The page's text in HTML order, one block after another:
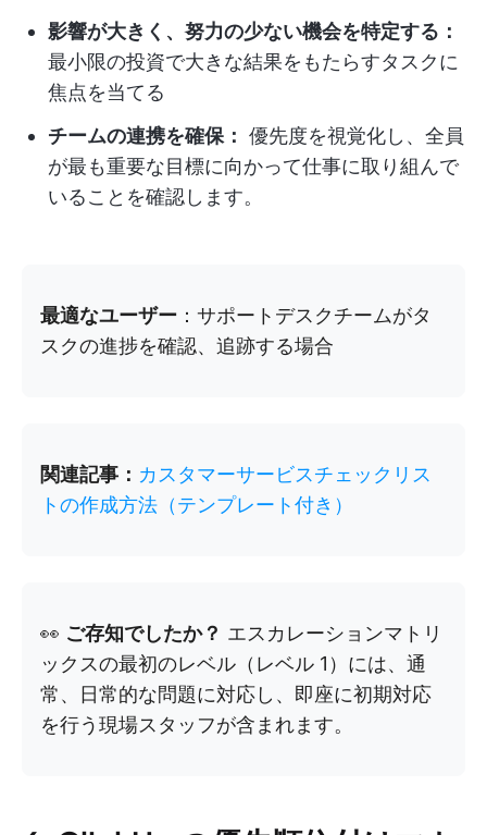
影響が大きく、努力の少ない機会を特定する：
最小限の投資で大きな結果をもたらすタスクに
焦点を当てる
チームの連携を確保： 優先度を視覚化し、全員
が最も重要な目標に向かって仕事に取り組んで
いることを確認します。
最適なユーザー ：サポートデスクチームがタ
スクの進捗を確認、追跡する場合
関連記事： カスタマーサービスチェックリス
トの作成方法（テンプレート付き）
👀 ご存知でしたか？ エスカレーションマトリ
ックスの最初のレベル（レベル 1）には、通
常、日常的な問題に対応し、即座に初期対応
を行う現場スタッフが含まれます。